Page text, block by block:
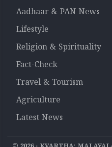
Aadhaar & PAN News
Lifestyle
Religion & Spirituality
Fact-Check
Travel & Tourism
Agriculture
Latest News